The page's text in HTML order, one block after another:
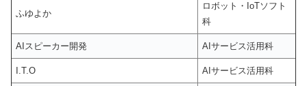
ふゆよか
ロボット・IoTソフト
科
AIスピーカー開発 AIサービス活用科
I.T.O AIサービス活用科